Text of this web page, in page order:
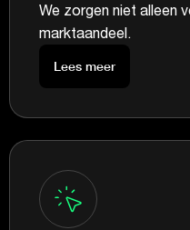
We zorgen niet alleen
marktaandeel.
Lees meer